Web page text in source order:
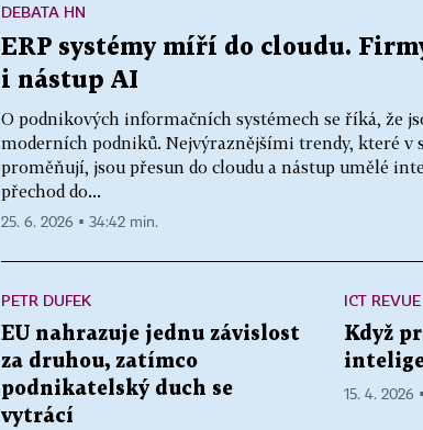
ERP systémy míří do cloudu.
i nástup AI
O podnikových informačních systémech se říká, že
moderních podniků. Nejvýraznějšími trendy, které v
proměňují, jsou přesun do cloudu a nástup umělé
přechod do...
DEBATA HN
25. 6. 2026 ▪ 34:42 min.
PETR DUFEK
EU nahrazuje jednu závislost
za druhou, zatímco
podnikatelský duch se
vytrácí
ICT REVUE
Když
15. 4. 2026